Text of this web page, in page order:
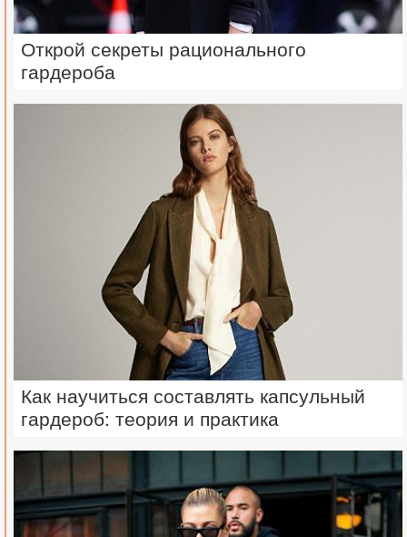
Открой секреты рационального
гардероба
Как научиться составлять капсульный
гардероб: теория и практика